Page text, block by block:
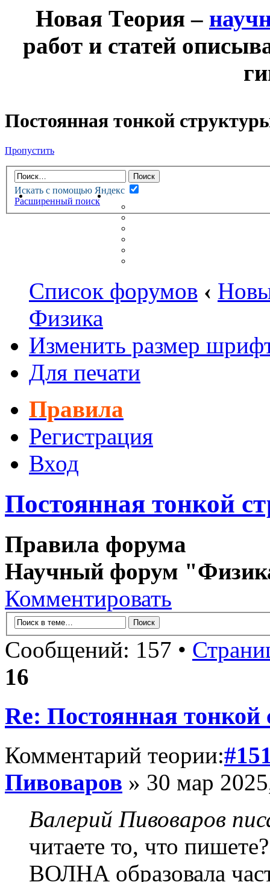
Новая Теория –
работ и статей
Постоянная тонкой
Пропустить
Искать с помощью Яндекс
Расширенный поиск
НОВАЯ ТЕОРИЯФОРУМ
НЕПРОЧИТАННЫЕ
Список форумов ‹
Физика
Изменить размер
Для печати
Правила
Регистрация
Вход
Постоянная тонкой
Правила форума
Научный форум
Комментировать
Сообщений: 157 •
16
Re: Постоянная тонкой
Комментарий теории:
Пивоваров » 30 мар
Валерий Пивоваров
читаете то, что
ВОЛНА образовала